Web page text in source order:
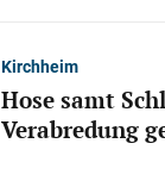
Kirchheim
Hose samt
Verabredung